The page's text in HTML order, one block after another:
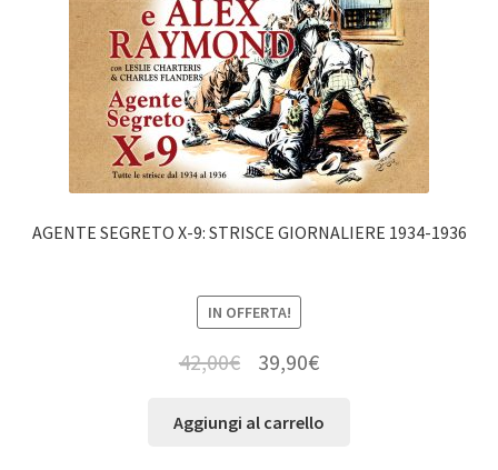
AGENTE SEGRETO X-9: STRISCE GIORNALIERE 1934-1936
IN OFFERTA!
42,00€ 39,90€
Aggiungi al carrello